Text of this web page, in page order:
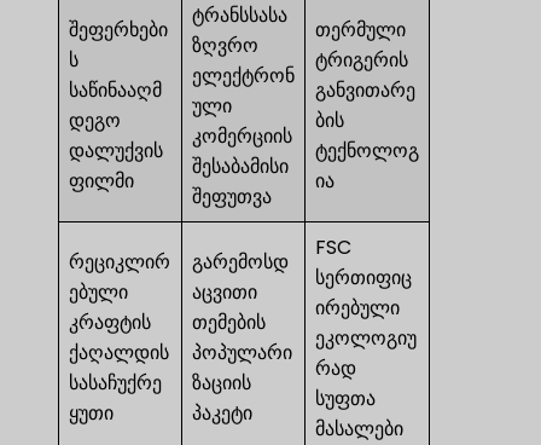
შეფერხები
ს
საწინააღმ
დეგო
დალუქვის
ფილმი
ტრანსსასა
ზღვრო
ელექტრონ
ული
კომერციის
შესაბამისი
შეფუთვა
თერმული
ტრიგერის
განვითარე
ბის
ტექნოლოგ
ია
რეციკლირ
ებული
კრაფტის
ქაღალდის
სასაჩუქრე
ყუთი
გარემოსდ
აცვითი
თემების
პოპულარი
ზაციის
პაკეტი
FSC
სერთიფიც
ირებული
ეკოლოგიუ
რად
სუფთა
მასალები